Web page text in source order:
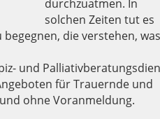
durchzuatmen. In
solchen Zeiten tut es
die verstehen, was
und
für Trauernde und
ohne Voranmeldung.